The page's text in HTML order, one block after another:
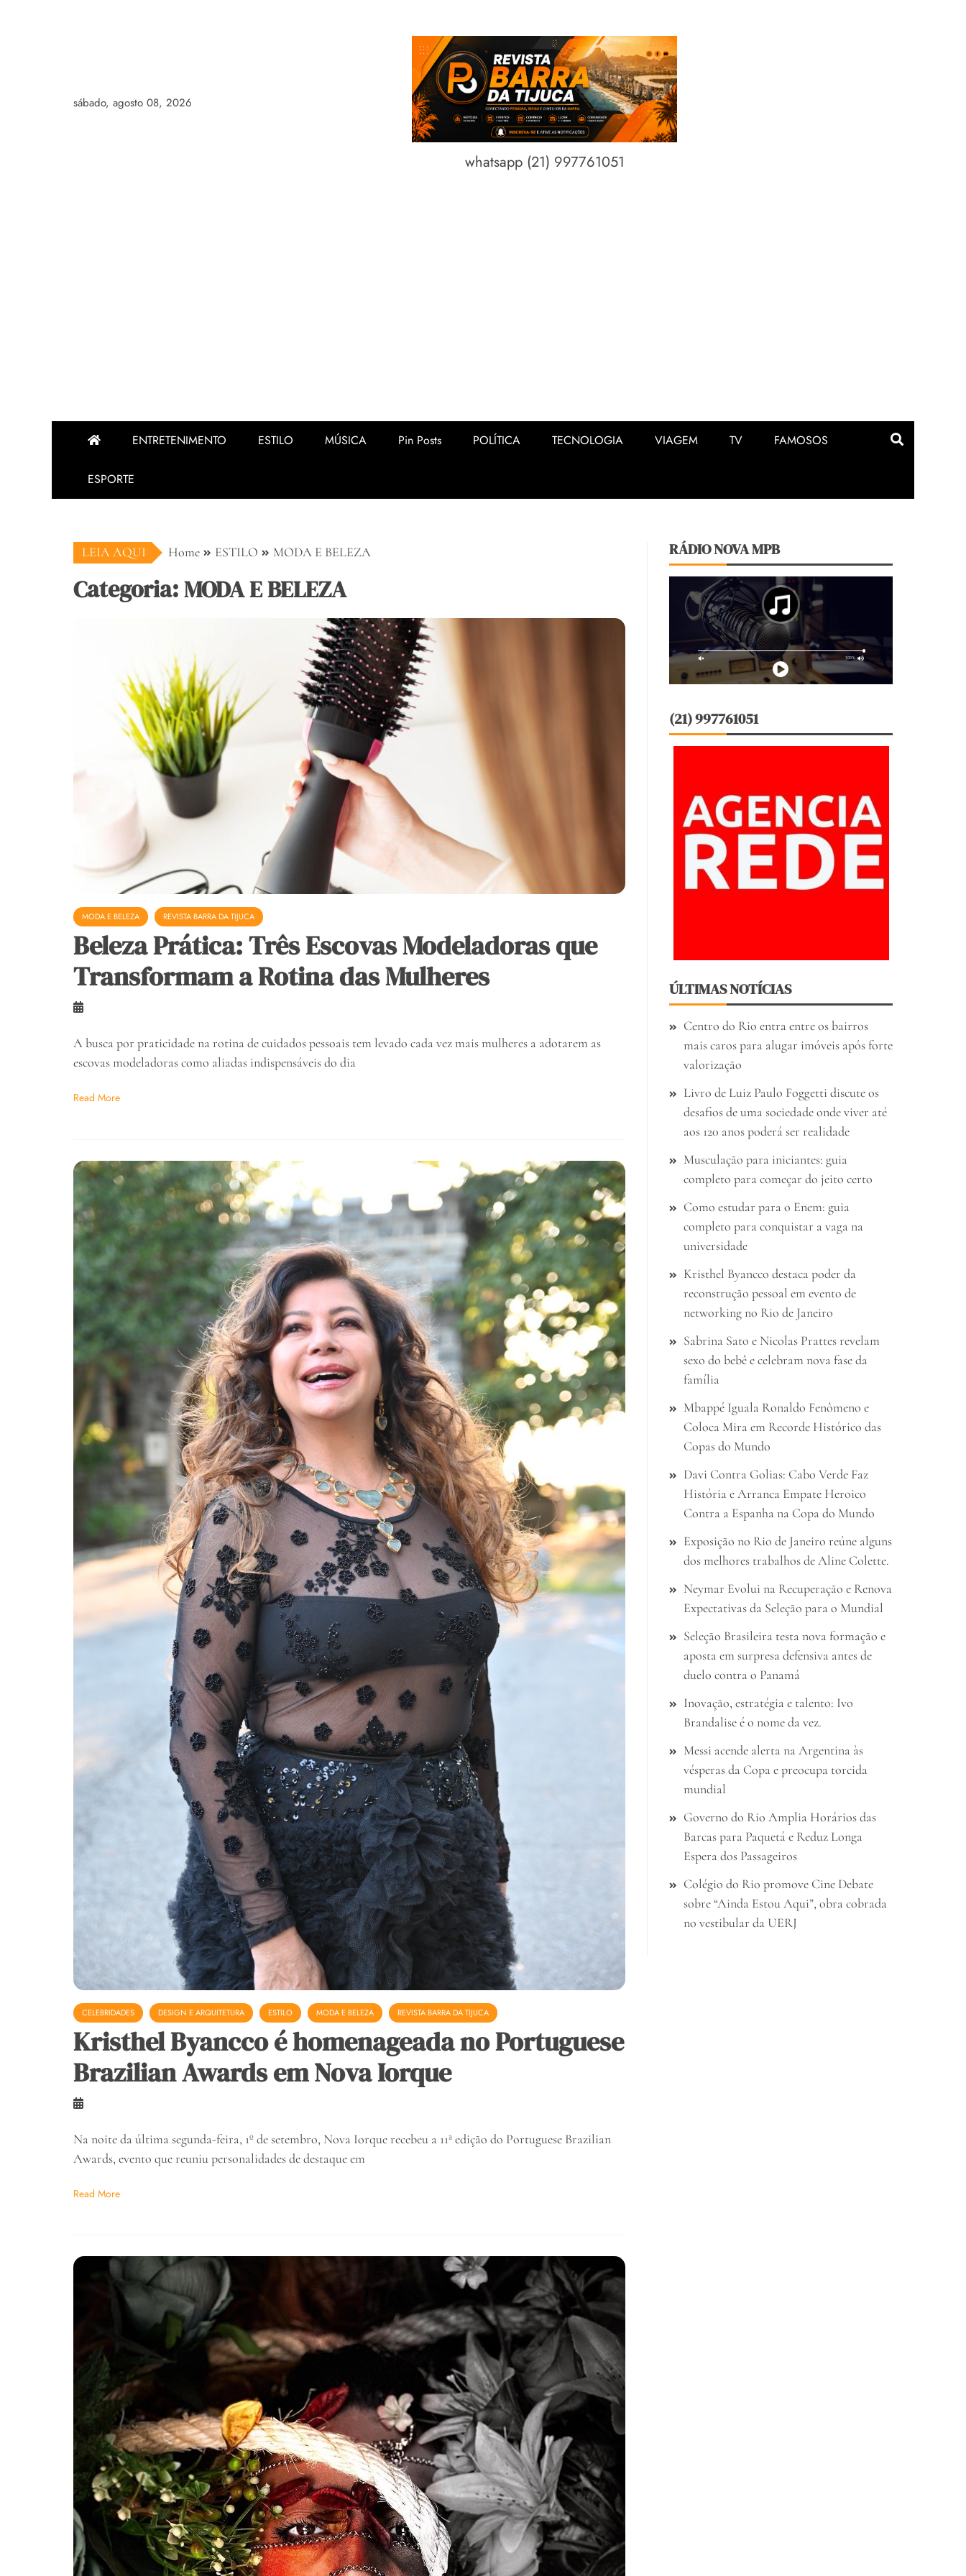
sábado, agosto 08, 2026
whatsapp (21) 997761051
ENTRETENIMENTO ESTILO MÚSICA Pin Posts POLÍTICA TECNOLOGIA VIAGEM TV FAMOSOS
ESPORTE
LEIA AQUI Home ESTILO MODA E BELEZA
Categoria: MODA E BELEZA
MODA E BELEZA REVISTA BARRA DA TIJUCA
Beleza Prática: Três Escovas Modeladoras que
Transformam a Rotina das Mulheres
A busca por praticidade na rotina de cuidados pessoais tem levado cada vez mais mulheres a adotarem as
escovas modeladoras como aliadas indispensáveis do dia
Read More
CELEBRIDADES DESIGN E ARQUITETURA ESTILO MODA E BELEZA REVISTA BARRA DA TIJUCA
Kristhel Byancco é homenageada no Portuguese
Brazilian Awards em Nova Iorque
Na noite da última segunda-feira, 1º de setembro, Nova Iorque recebeu a 11ª edição do Portuguese Brazilian
Awards, evento que reuniu personalidades de destaque em
Read More
RÁDIO NOVA MPB
(21) 997761051
ÚLTIMAS NOTÍCIAS
Centro do Rio entra entre os bairros
mais caros para alugar imóveis após forte
valorização
Livro de Luiz Paulo Foggetti discute os
desafios de uma sociedade onde viver até
aos 120 anos poderá ser realidade
Musculação para iniciantes: guia
completo para começar do jeito certo
Como estudar para o Enem: guia
completo para conquistar a vaga na
universidade
Kristhel Byancco destaca poder da
reconstrução pessoal em evento de
networking no Rio de Janeiro
Sabrina Sato e Nicolas Prattes revelam
sexo do bebê e celebram nova fase da
família
Mbappé Iguala Ronaldo Fenômeno e
Coloca Mira em Recorde Histórico das
Copas do Mundo
Davi Contra Golias: Cabo Verde Faz
História e Arranca Empate Heroico
Contra a Espanha na Copa do Mundo
Exposição no Rio de Janeiro reúne alguns
dos melhores trabalhos de Aline Colette.
Neymar Evolui na Recuperação e Renova
Expectativas da Seleção para o Mundial
Seleção Brasileira testa nova formação e
aposta em surpresa defensiva antes de
duelo contra o Panamá
Inovação, estratégia e talento: Ivo
Brandalise é o nome da vez.
Messi acende alerta na Argentina às
vésperas da Copa e preocupa torcida
mundial
Governo do Rio Amplia Horários das
Barcas para Paquetá e Reduz Longa
Espera dos Passageiros
Colégio do Rio promove Cine Debate
sobre “Ainda Estou Aqui”, obra cobrada
no vestibular da UERJ